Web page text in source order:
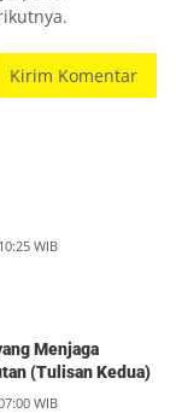
WIB
Menjaga
(Tulisan Kedua)
WIB